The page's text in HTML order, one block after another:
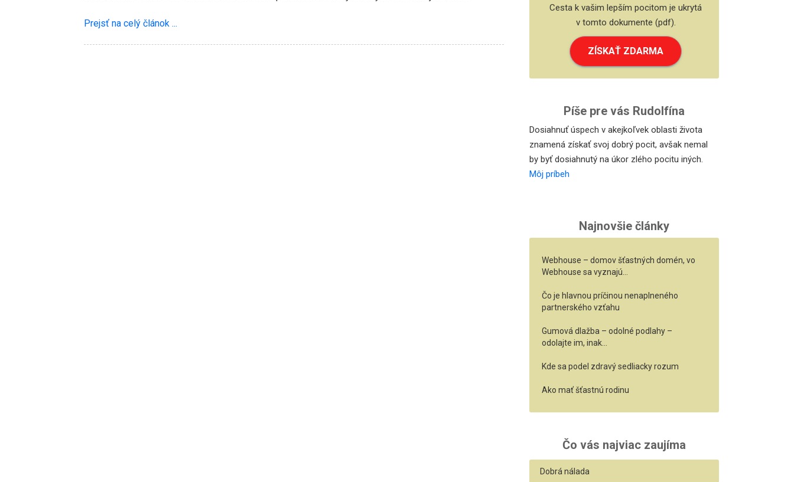
Prejsť na celý článok ...
Cesta k vašim lepším pocitom je ukrytá
v tomto dokumente (pdf).
ZÍSKAŤ ZDARMA
Píše pre vás Rudolfína
Dosiahnuť úspech v akejkoľvek oblasti života
znamená získať svoj dobrý pocit, avšak nemal
by byť dosiahnutý na úkor zlého pocitu iných.
Môj príbeh
Najnovšie články
Webhouse – domov šťastných domén, vo
Webhouse sa vyznajú…
Čo je hlavnou príčinou nenaplneného
partnerského vzťahu
Gumová dlažba – odolné podlahy –
odolajte im, inak…
Kde sa podel zdravý sedliacky rozum
Ako mať šťastnú rodinu
Čo vás najviac zaujíma
Dobrá nálada